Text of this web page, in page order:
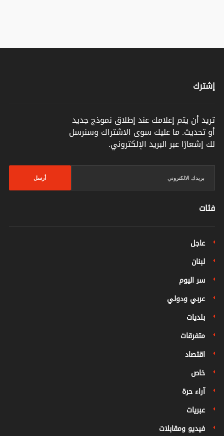
إشترك
تريد أن يتم إعلامك عند إطلاق نموذج جديد
أو تحديث. ما عليك سوى الاشتراك وسنرسل
لك إشعارًا عبر البريد الإلكتروني.
أرسل
فئات
عاجل
لبنان
سر اليوم
عربي ودولي
بلديات
متفرقات
اقتصاد
خاص
آراء حرة
عبريات
فيديو ومقابلات